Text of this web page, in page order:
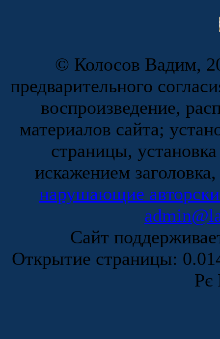
© Колосов Вадим,
предварительного
воспроизведение,
материалов сайта;
страницы,
искажением
нарушающие
Сайт
Открытие страницы:
Рє